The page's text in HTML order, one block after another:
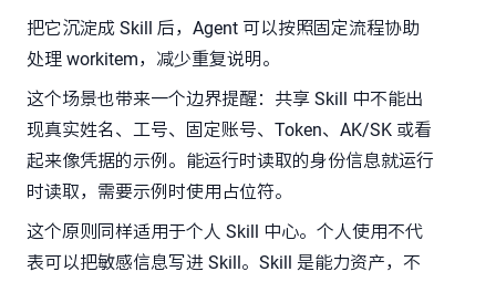
把它沉淀成 Skill 后，Agent 可以按照固定流程协助
处理 workitem，减少重复说明。
这个场景也带来一个边界提醒：共享 Skill 中不能出
现真实姓名、工号、固定账号、Token、AK/SK 或看
起来像凭据的示例。能运行时读取的身份信息就运行
时读取，需要示例时使用占位符。
这个原则同样适用于个人 Skill 中心。个人使用不代
表可以把敏感信息写进 Skill。Skill 是能力资产，不